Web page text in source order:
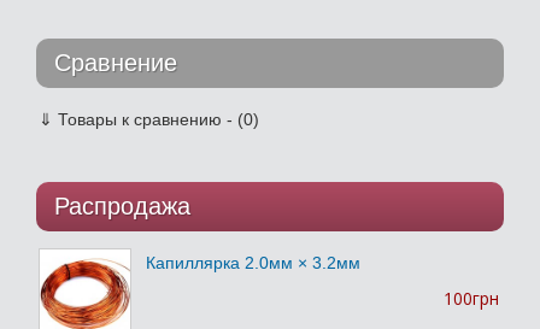
Сравнение
⇓ Товары к сравнению - (0)
Распродажа
Капиллярка 2.0мм × 3.2мм
100грн